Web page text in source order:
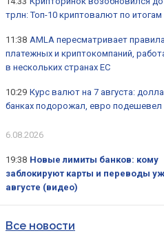
трлн: Топ-10 криптовалют по
11:38 AMLA пересматривает
платежных и криптокомпаний,
в нескольких странах ЕС
10:29 Курс валют на 7 августа:
банках подорожал, евро подешевел
6.08.2026
19:38 Новые лимиты банков: кому
заблокируют карты и переводы
августе (видео)
Все новости